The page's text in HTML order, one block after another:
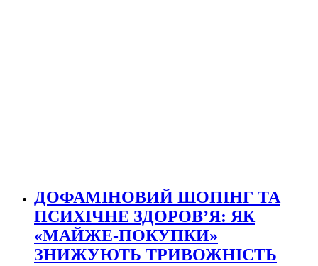
ДОФАМІНОВИЙ ШОПІНГ ТА
ПСИХІЧНЕ ЗДОРОВ’Я: ЯК
«МАЙЖЕ-ПОКУПКИ»
ЗНИЖУЮТЬ ТРИВОЖНІСТЬ